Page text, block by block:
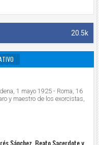
20.5k
1 mayo 1925 - Roma, 16
y maestro de los exorcistas,
Sánchez, Beato Sacerdote y